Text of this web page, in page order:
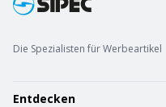
Die Spezialisten für Werbeartikel
Entdecken